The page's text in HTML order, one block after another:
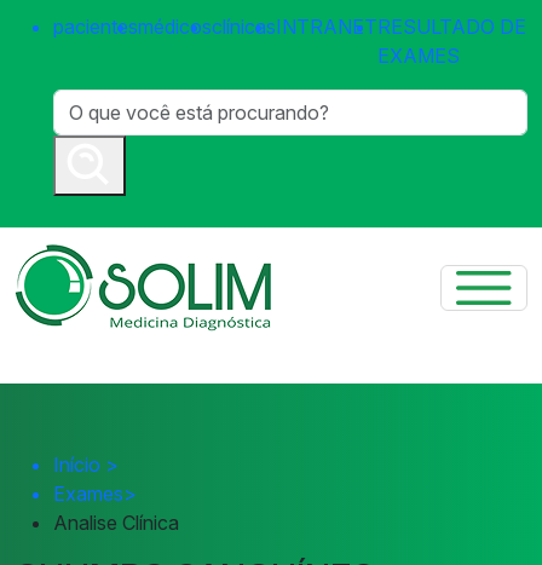
pacientesmédicosclínicasINTRANETRESULTADO DE
EXAMES
Início >
Exames>
Analise Clínica